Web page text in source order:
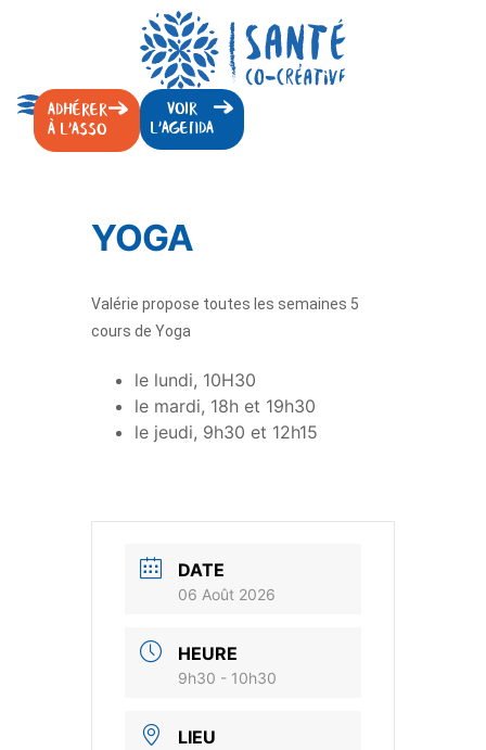
ADHÉRER
À L'ASSO
VOIR
L'AGENDA
YOGA
Valérie propose toutes les semaines 5
cours de Yoga
le lundi, 10H30
le mardi, 18h et 19h30
le jeudi, 9h30 et 12h15
DATE
06 Août 2026
HEURE
9h30 - 10h30
LIEU